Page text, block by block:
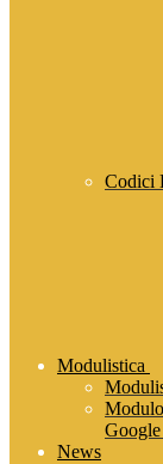
Codici
Modulistica
News